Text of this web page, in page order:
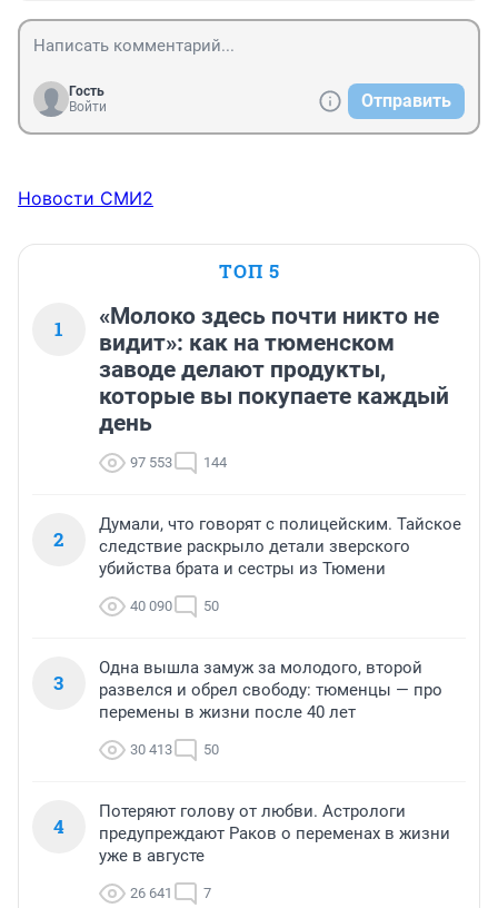
Гость
Войти
Отправить
Новости СМИ2
ТОП 5
1
«Молоко здесь почти никто не
видит»: как на тюменском
заводе делают продукты,
которые вы покупаете каждый
день
97 553 144
2
Думали, что говорят с полицейским. Тайское
следствие раскрыло детали зверского
убийства брата и сестры из Тюмени
40 090 50
3
Одна вышла замуж за молодого, второй
развелся и обрел свободу: тюменцы — про
перемены в жизни после 40 лет
30 413 50
4
Потеряют голову от любви. Астрологи
предупреждают Раков о переменах в жизни
уже в августе
26 641 7